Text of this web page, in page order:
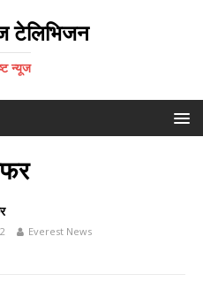
टेलिभिजन
न्यूज
Everest News